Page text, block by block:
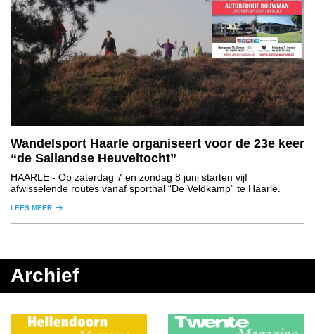
Wandelsport Haarle organiseert voor de 23e keer
“de Sallandse Heuveltocht”
HAARLE - Op zaterdag 7 en zondag 8 juni starten vijf
afwisselende routes vanaf sporthal “De Veldkamp” te Haarle.
LEES MEER
Archief